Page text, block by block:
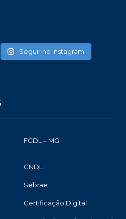
Seguir no Instagram
FCDL – MG
CNDL
Sebrae
Certificação Digital